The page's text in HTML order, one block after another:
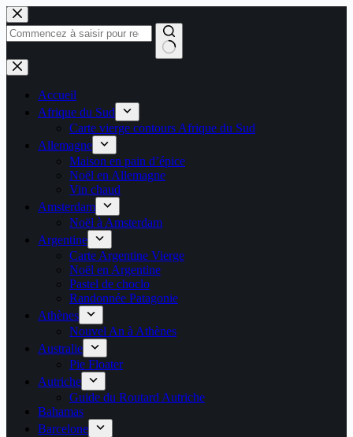
Passer
au
contenu
Aucun
résultat
Accueil
Afrique du Sud
Carte vierge contours Afrique du Sud
Allemagne
Maison en pain d’épice
Noël en Allemagne
Vin chaud
Amsterdam
Noël à Amsterdam
Argentine
Carte Argentine Vierge
Noël en Argentine
Pastel de choclo
Randonnée Patagonie
Athènes
Nouvel An à Athènes
Australie
Pie Floater
Autriche
Guide du Routard Autriche
Bahamas
Barcelone